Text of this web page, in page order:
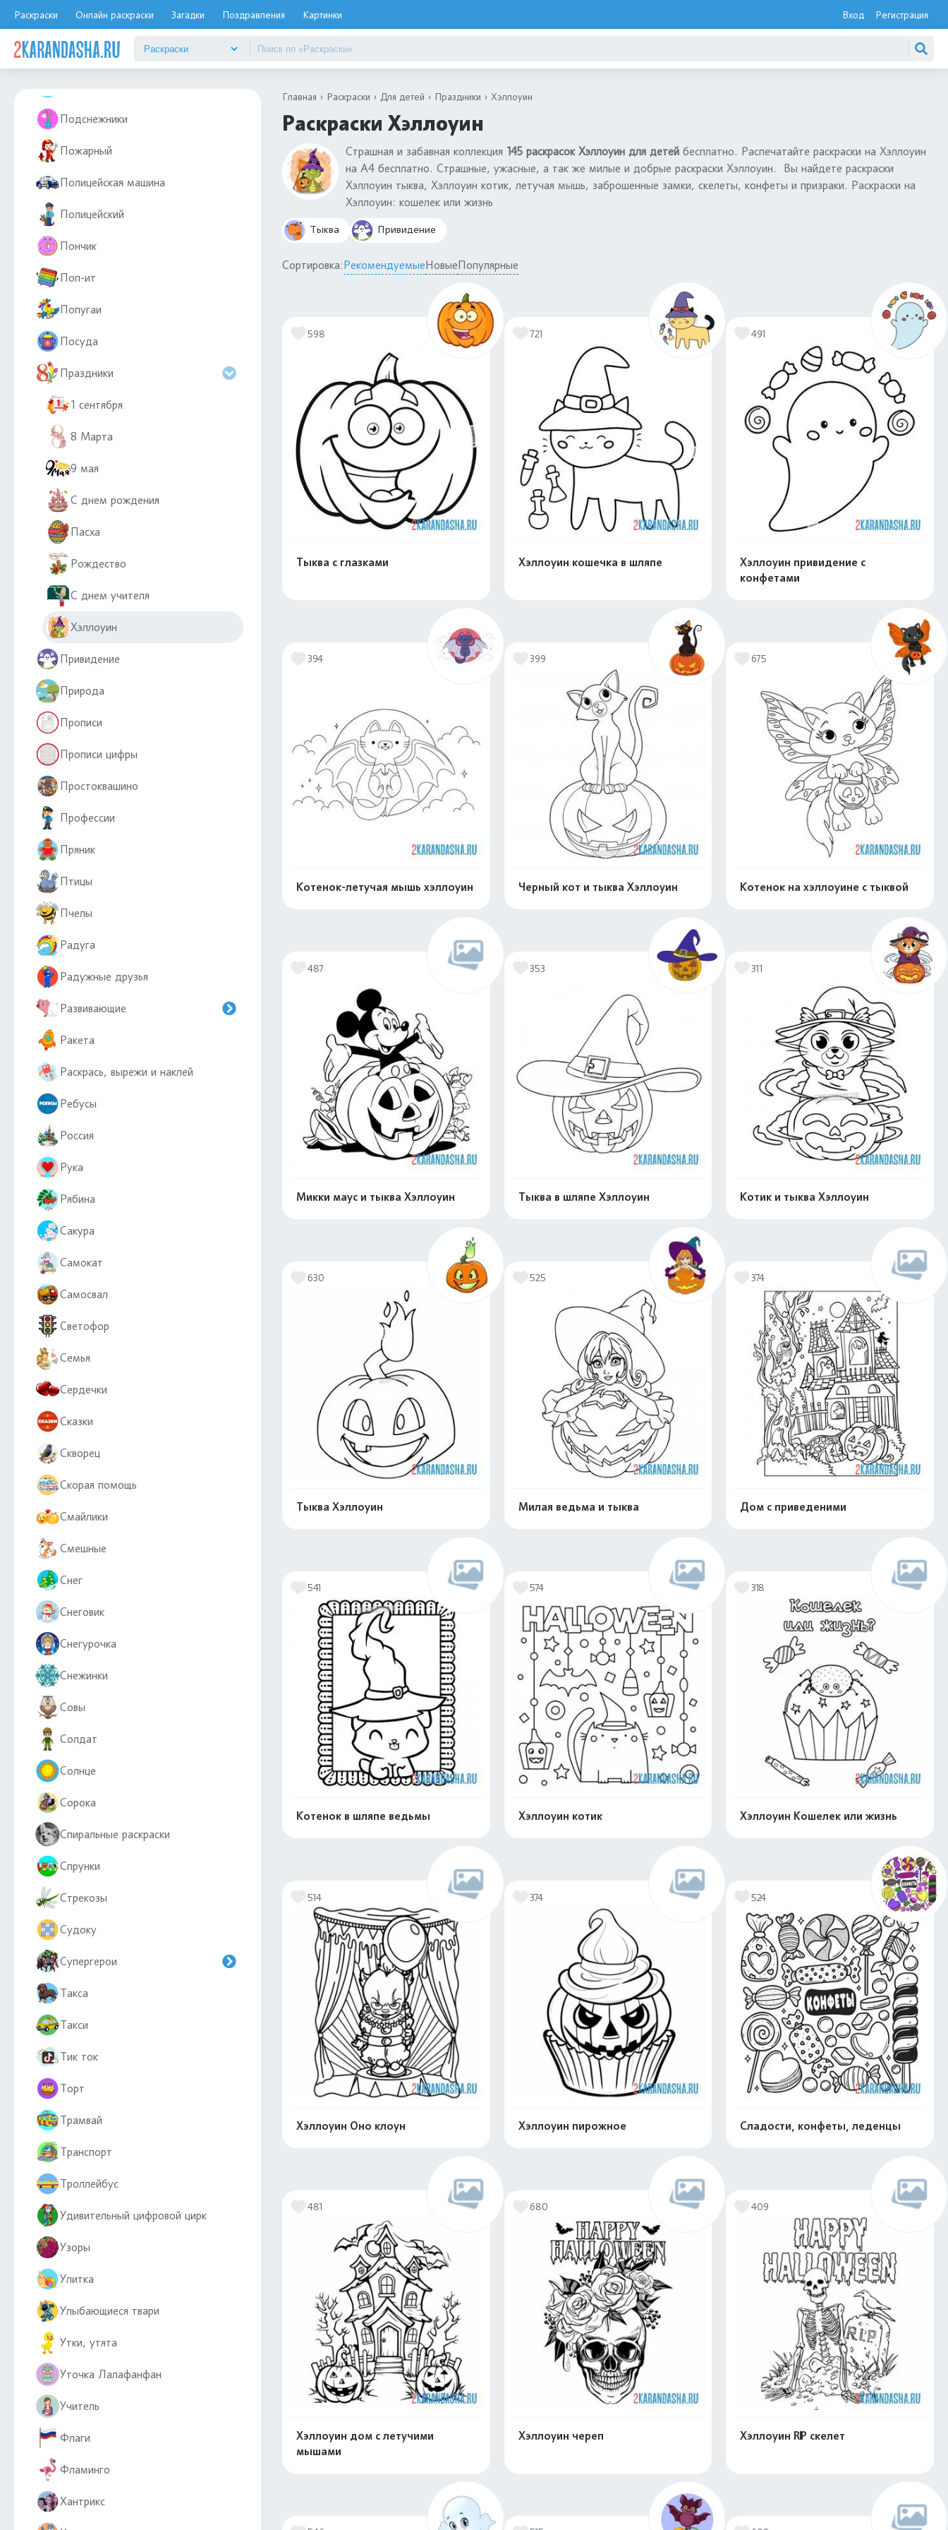
Раскраски Онлайн раскраски Загадки Поздравления Картинки Вход Регистрация
Подарки
Подснежники
Пожарный
Полицейская машина
Полицейский
Пончик
Поп-ит
Попугаи
Посуда
Праздники
1 сентября
8 Марта
9 мая
С днем рождения
Пасха
Рождество
С днем учителя
Хэллоуин
Привидение
Природа
Прописи
Прописи цифры
Простоквашино
Профессии
Пряник
Птицы
Пчелы
Радуга
Радужные друзья
Развивающие
Ракета
Раскрась, вырежи и наклей
Ребусы
Россия
Рука
Рябина
Сакура
Самокат
Самосвал
Светофор
Семья
Сердечки
Сказки
Скворец
Скорая помощь
Смайлики
Смешные
Снег
Снеговик
Снегурочка
Снежинки
Совы
Солдат
Солнце
Сорока
Спиральные раскраски
Спрунки
Стрекозы
Судоку
Супергерои
Такса
Такси
Тик ток
Торт
Трамвай
Транспорт
Троллейбус
Удивительный цифровой цирк
Узоры
Улитка
Улыбающиеся твари
Утки, утята
Уточка Лалафанфан
Учитель
Флаги
Фламинго
Хантрикс
Главная Раскраски Для детей Праздники Хэллоуин
Раскраски Хэллоуин
Страшная и забавная коллекция 145 раскрасок Хэллоуин для детей бесплатно. Распечатайте раскраски на Хэллоуин
на А4 бесплатно. Страшные, ужасные, а так же милые и добрые раскраски Хэллоуин. Вы найдете раскраски
Хэллоуин тыква, Хэллоуин котик, летучая мышь, заброшенные замки, скелеты, конфеты и призраки. Раскраски на
Хэллоуин: кошелек или жизнь
Тыква Привидение
Сортировка:РекомендуемыеНовыеПопулярные
598
Тыква с глазками
721
Хэллоуин кошечка в шляпе
491
Хэллоуин привидение с
конфетами
394
Котенок-летучая мышь хэллоуин
399
Черный кот и тыква Хэллоуин
675
Котенок на хэллоуине с тыквой
487
Микки маус и тыква Хэллоуин
353
Тыква в шляпе Хэллоуин
311
Котик и тыква Хэллоуин
630
Тыква Хэллоуин
525
Милая ведьма и тыква
374
Дом с приведеними
541
Котенок в шляпе ведьмы
574
Хэллоуин котик
318
Хэллоуин Кошелек или жизнь
Распечатать и скачать
514
Хэллоуин Оно клоун
374
Хэллоуин пирожное
524
Сладости, конфеты, леденцы
481
Хэллоуин дом с летучими
мышами
680
Хэллоуин череп
409
Хэллоуин RIP скелет